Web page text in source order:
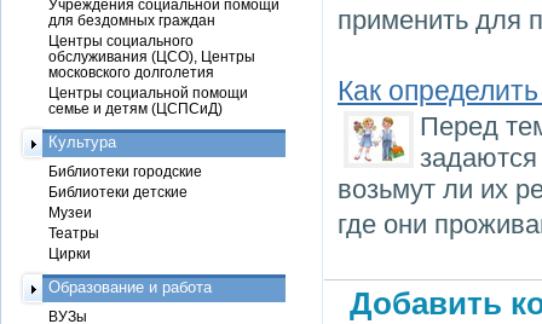
применить для
Как
Перед
возьмут ли их
где они
Добавить
Учреждения социальной помощи
для бездомных граждан
Центры социального
обслуживания (ЦСО), Центры
московского долголетия
Центры социальной помощи
семье и детям (ЦСПСиД)
Культура
Библиотеки городские
Библиотеки детские
Музеи
Театры
Цирки
Образование и работа
ВУЗы